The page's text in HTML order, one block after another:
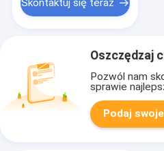
Skontaktuj się teraz
Oszczędzaj
Pozwól nam
sprawie
Podaj